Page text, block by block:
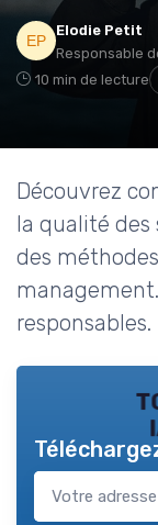
Elodie Petit
Responsable
10 min de lecture
Découvrez
la qualité des
des
responsables.